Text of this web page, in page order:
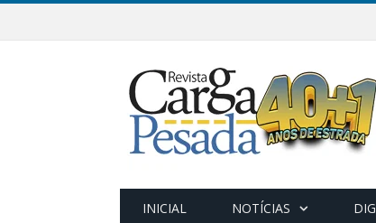
INICIAL NOTÍCIAS